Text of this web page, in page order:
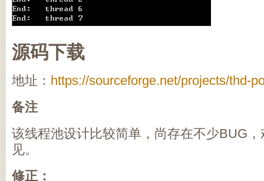
源码下载
地址： https://sourceforge.net/projects/thd-
备注
该线程池设计比较简单，尚存在不少BUG
见。
修正：